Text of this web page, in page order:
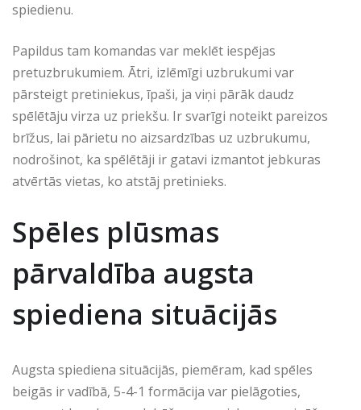
spiedienu.
Papildus tam komandas var meklēt iespējas
pretuzbrukumiem. Ātri, izlēmīgi uzbrukumi var
pārsteigt pretiniekus, īpaši, ja viņi pārāk daudz
spēlētāju virza uz priekšu. Ir svarīgi noteikt pareizos
brīžus, lai pārietu no aizsardzības uz uzbrukumu,
nodrošinot, ka spēlētāji ir gatavi izmantot jebkuras
atvērtās vietas, ko atstāj pretinieks.
Spēles plūsmas
pārvaldība augsta
spiediena situācijās
Augsta spiediena situācijās, piemēram, kad spēles
beigās ir vadībā, 5-4-1 formācija var pielāgoties,